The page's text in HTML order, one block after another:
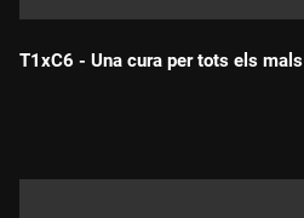
T1xC6 - Una cura per tots els mals